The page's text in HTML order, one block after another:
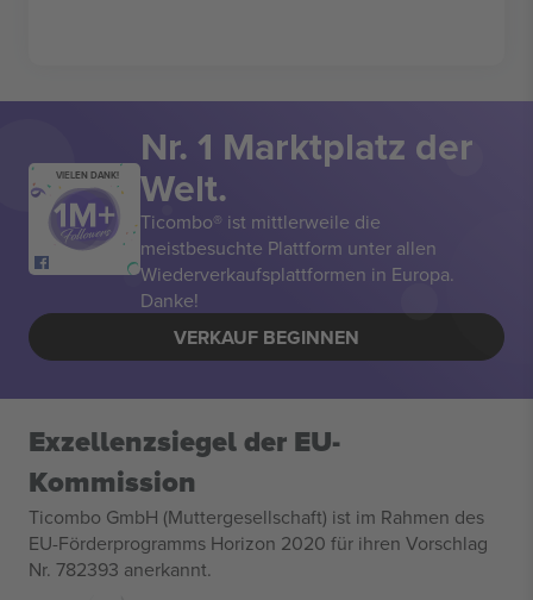
VIELEN DANK!
Nr. 1 Marktplatz der
Welt.
Ticombo® ist mittlerweile die
meistbesuchte Plattform unter allen
Wiederverkaufsplattformen in Europa.
Danke!
VERKAUF BEGINNEN
Exzellenzsiegel der EU-
Kommission
Ticombo GmbH (Muttergesellschaft) ist im Rahmen des
EU-Förderprogramms Horizon 2020 für ihren Vorschlag
Nr. 782393 anerkannt.